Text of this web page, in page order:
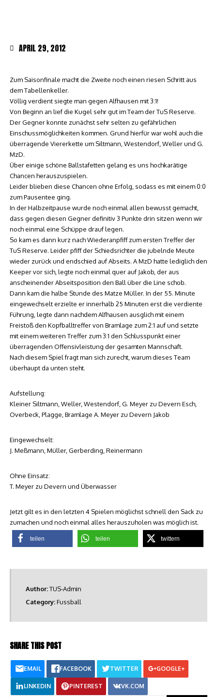
APRIL 29, 2012
Zum Saisonfinale macht die Zweite noch einen riesen Schritt aus
dem Tabellenkeller.
Völlig verdient siegte man gegen Alfhausen mit 3:1!
Von Beginn an lief die Kugel sehr gut im Team der TuS Reserve.
Der Gegner konnte zunächst sehr selten zu gefährlichen
Einschussmöglichkeiten kommen. Grund hierfür war wohl auch die
überragende Viererkette um Siltmann, Westendorf, Weller und G.
MzD.
Über einige schöne Ballstafetten gelang es uns hochkarätige
Chancen herauszuspielen.
Leider blieben diese Chancen ohne Erfolg, sodass es mit einem 0:0
zum Pausentee ging.
In der Halbzeitpause wurde noch einmal allen bewusst gemacht,
dass gegen diesen Gegner definitiv 3 Punkte drin sitzen wenn wir
noch einmal eine Schüppe drauf legen.
So kam es dann kurz nach Wiederanpfiff zum ersten Treffer der
TuS Reserve. Leider pfiff der Schiedsrichter die jubelnde Meute
wieder zurück und endschied auf Abseits. A MzD hatte lediglich den
Keeper vor sich, legte noch einmal quer auf Jakob, der aus
anscheinender Abseitsposition den Ball über die Line schob.
Dann kam die halbe Stunde des Matze Müller. In der 55. Minute
eingewechselt erzielte er innerhalb 25 Minuten erst die verdiente
Führung, legte dann nachdem Alfhausen ausglich mit einem
Freistoß den Kopfballtreffer von Bramlage zum 2:1 auf und setzte
mit einem weiteren Treffer zum 3:1 den Schlusspunkt einer
überragenden Offensivleistung der gesamten Mannschaft.
Nach diesem Spiel fragt man sich zurecht, warum dieses Team
überhaupt da unten steht.
Aufstellung:
Kleiner Siltmann, Weller, Westendorf, G. Meyer zu Devern Esch,
Overbeck, Plagge, Bramlage A. Meyer zu Devern Jakob
Eingewechselt:
J. Meßmann, Müller, Gerberding, Reinermann
Ohne Einsatz:
T. Meyer zu Devern und Überwasser
Jetzt gilt es in den letzten 4 Spielen möglichst schnell den Sack zu
zumachen und noch einmal alles herauszuholen was möglich ist.
teilen teilen twittern
Author:TUS-Admin
Category:Fussball
SHARE THIS POST
EMAIL FACEBOOK TWITTER GOOGLE+
LINKEDIN PINTEREST VK.COM